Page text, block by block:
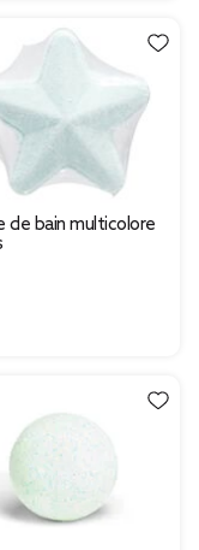
de bain multicolore